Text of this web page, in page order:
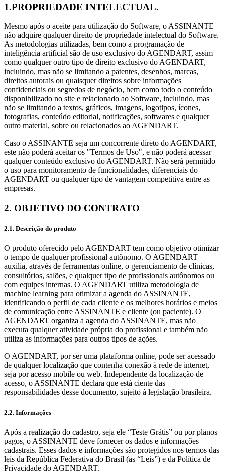
1.PROPRIEDADE INTELECTUAL.
Mesmo após o aceite para utilização do Software, o ASSINANTE
não adquire qualquer direito de propriedade intelectual do Software.
As metodologias utilizadas, bem como a programação de
inteligência artificial são de uso exclusivo do AGENDART, assim
como qualquer outro tipo de direito exclusivo do AGENDART,
incluindo, mas não se limitando a patentes, desenhos, marcas,
direitos autorais ou quaisquer direitos sobre informações
confidenciais ou segredos de negócio, bem como todo o conteúdo
disponibilizado no site e relacionado ao Software, incluindo, mas
não se limitando a textos, gráficos, imagens, logotipos, ícones,
fotografias, conteúdo editorial, notificações, softwares e qualquer
outro material, sobre ou relacionados ao AGENDART.
Caso o ASSINANTE seja um concorrente direto do AGENDART,
este não poderá aceitar os "Termos de Uso", e não poderá acessar
qualquer conteúdo exclusivo do AGENDART. Não será permitido
o uso para monitoramento de funcionalidades, diferenciais do
AGENDART ou qualquer tipo de vantagem competitiva entre as
empresas.
2. OBJETIVO DO CONTRATO
2.1. Descrição do produto
O produto oferecido pelo AGENDART tem como objetivo otimizar
o tempo de qualquer profissional autônomo. O AGENDART
auxilia, através de ferramentas online, o gerenciamento de clínicas,
consultórios, salões, e qualquer tipo de profissionais autônomos ou
com equipes internas. O AGENDART utiliza metodologia de
machine learning para otimizar a agenda do ASSINANTE,
identificando o perfil de cada cliente e os melhores horários e meios
de comunicação entre ASSINANTE e cliente (ou paciente). O
AGENDART organiza a agenda do ASSINANTE, mas não
executa qualquer atividade própria do profissional e também não
utiliza as informações para outros tipos de ações.
O AGENDART, por ser uma plataforma online, pode ser acessado
de qualquer localização que contenha conexão à rede de internet,
seja por acesso mobile ou web. Independente da localização de
acesso, o ASSINANTE declara que está ciente das
responsabilidades desse documento, sujeito à legislação brasileira.
2.2. Informações
Após a realização do cadastro, seja ele “Teste Grátis” ou por planos
pagos, o ASSINANTE deve fornecer os dados e informações
cadastrais. Esses dados e informações são protegidos nos termos das
leis da República Federativa do Brasil (as “Leis”) e da Política de
Privacidade do AGENDART.